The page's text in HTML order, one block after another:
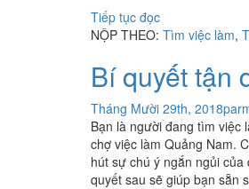
Tiếp tục đọc
NỘP THEO: Tìm việc làm,
Bí quyết tận
Tháng Mười 29th, 2018
Bạn là người đang tìm việc
chợ việc làm Quảng Nam.
hút sự chú ý ngắn ngủi
quyết sau sẽ giúp bạn sẵn